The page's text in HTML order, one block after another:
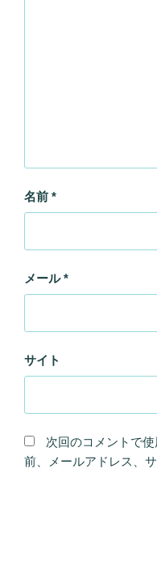
名前 *
メール*
サイト
次回のコメントで
前、メールアドレス、